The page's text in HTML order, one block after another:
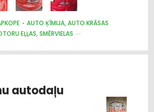
AUTO ĶĪMIJA, AUTO KRĀSAS
EĻĻAS, SMĒRVIELAS
autodaļu